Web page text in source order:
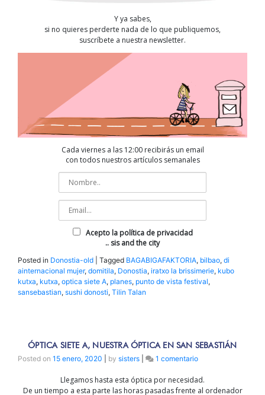
Y ya sabes,
si no quieres perderte nada de lo que publiquemos,
suscríbete a nuestra newsletter.
Cada viernes a las 12:00 recibirás un email
con todos nuestros artículos semanales
Acepto la política de privacidad
.. sis and the city
Posted in Donostia-old Tagged BAGABIGAFAKTORIA, bilbao, di
ainternacional mujer, domitila, Donostia, iratxo la brissimerie, kubo
kutxa, kutxa, optica siete A, planes, punto de vista festival,
sansebastian, sushi donosti, Tilin Talan
ÓPTICA SIETE A, NUESTRA ÓPTICA EN SAN SEBASTIÁN
Posted on 15 enero, 2020 by sisters 1 comentarioen
SIETE
A,
Llegamos hasta esta óptica por necesidad.
De un tiempo a esta parte las horas pasadas frente al ordenador